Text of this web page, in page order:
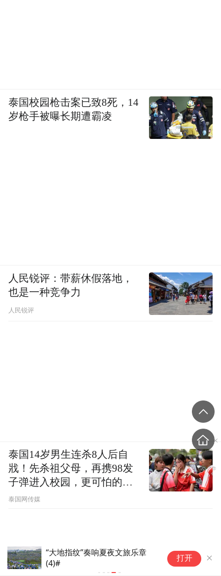
“大地指纹”奏响夏夜文旅乐章
(4)#
打开
泰国校园枪击案已致8死，14
岁枪手被曝长期遭霸凌
人民锐评：带薪休假落地，
也是一种竞争力
人民锐评
泰国14岁男生连杀8人后自
戕！先杀祖父母，再携98发
子弹进入校园，更可怕的细
节公布了
泰国网传媒